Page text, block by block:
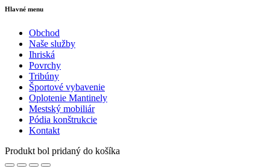
Hlavné menu
Obchod
Naše služby
Ihriská
Povrchy
Tribúny
Športové vybavenie
Oplotenie Mantinely
Mestský mobiliár
Pódia konštrukcie
Kontakt
Produkt bol pridaný do košíka